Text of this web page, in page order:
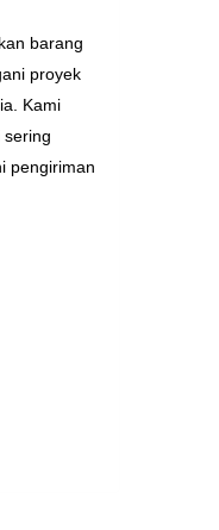
barang
proyek
Kami
sering
pengiriman